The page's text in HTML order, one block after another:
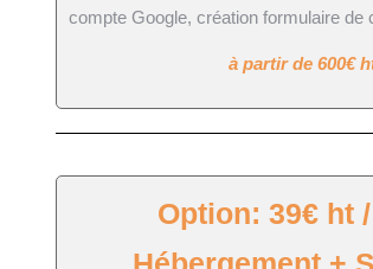
compte Google, création formulaire de
à partir de 600€
Option: 39€ ht